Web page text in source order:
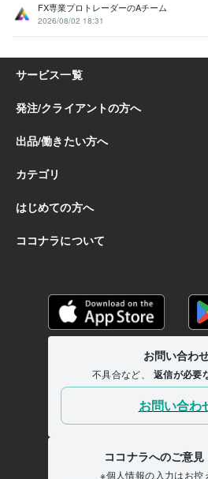
FX専業プロトレーダーのAチーム
2026/08/02 18:31